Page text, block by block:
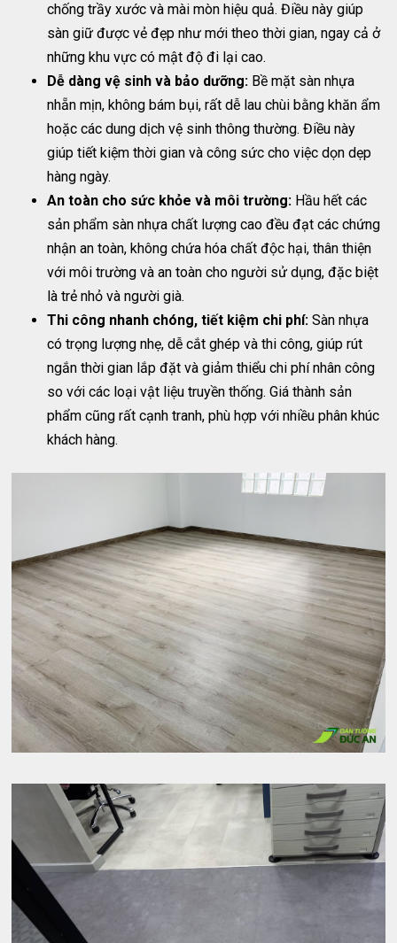
chống trầy xước và mài mòn hiệu quả. Điều này giúp
sàn giữ được vẻ đẹp như mới theo thời gian, ngay cả ở
những khu vực có mật độ đi lại cao.
Dễ dàng vệ sinh và bảo dưỡng: Bề mặt sàn nhựa
nhẵn mịn, không bám bụi, rất dễ lau chùi bằng khăn ẩm
hoặc các dung dịch vệ sinh thông thường. Điều này
giúp tiết kiệm thời gian và công sức cho việc dọn dẹp
hàng ngày.
An toàn cho sức khỏe và môi trường: Hầu hết các
sản phẩm sàn nhựa chất lượng cao đều đạt các chứng
nhận an toàn, không chứa hóa chất độc hại, thân thiện
với môi trường và an toàn cho người sử dụng, đặc biệt
là trẻ nhỏ và người già.
Thi công nhanh chóng, tiết kiệm chi phí: Sàn nhựa
có trọng lượng nhẹ, dễ cắt ghép và thi công, giúp rút
ngắn thời gian lắp đặt và giảm thiểu chi phí nhân công
so với các loại vật liệu truyền thống. Giá thành sản
phẩm cũng rất cạnh tranh, phù hợp với nhiều phân khúc
khách hàng.